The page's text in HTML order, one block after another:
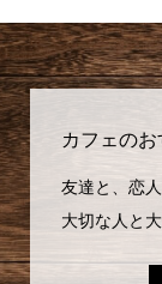
友達と、恋
大切な人と